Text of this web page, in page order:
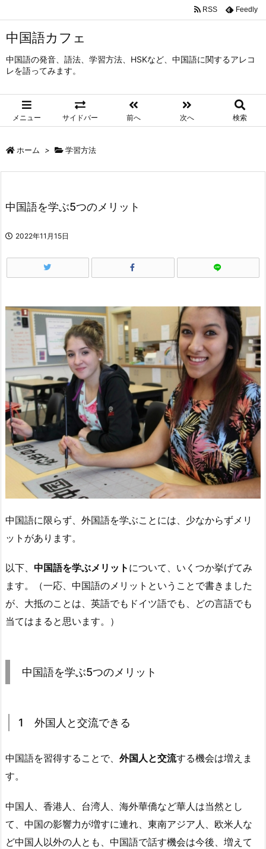
中国語カフェ
中国語の発音、語法、学習方法、HSKなど、中国語に関するアレコ
レを語ってみます。
メニュー サイドバー 前へ 次へ 検索
RSS Feedly
ホーム > 学習方法
中国語を学ぶ5つのメリット
2022年11月15日
中国語に限らず、外国語を学ぶことには、少なからずメリ
ットがあります。
以下、 中国語を学ぶメリット について、いくつか挙げてみ
ます。（一応、中国語のメリットということで書きました
が、大抵のことは、英語でもドイツ語でも、どの言語でも
当てはまると思います。）
中国語を学ぶ5つのメリット
1 外国人と交流できる
中国語を習得することで、 外国人と交流する機会は増えま
す。
中国人、香港人、台湾人、海外華僑など華人は当然とし
て、中国の影響力が増すに連れ、東南アジア人、欧米人な
ど中国人以外の人とも、中国語で話す機会は今後、増えて